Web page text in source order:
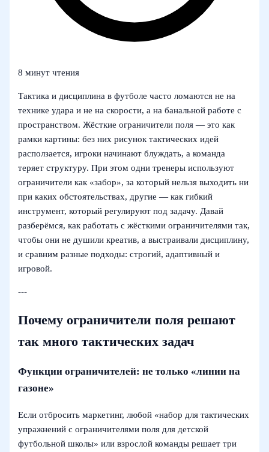
8 минут чтения
Тактика и дисциплина в футболе часто ломаются не на
технике удара и не на скорости, а на банальной работе с
пространством. Жёсткие ограничители поля — это как
рамки картины: без них рисунок тактических идей
расползается, игроки начинают блуждать, а команда
теряет структуру. При этом одни тренеры используют
ограничители как «забор», за который нельзя выходить ни
при каких обстоятельствах, другие — как гибкий
инструмент, который регулируют под задачу. Давай
разберёмся, как работать с жёсткими ограничителями так,
чтобы они не душили креатив, а выстраивали дисциплину,
и сравним разные подходы: строгий, адаптивный и
игровой.
---
Почему ограничители поля решают
так много тактических задач
Функции ограничителей: не только «линии на
газоне»
Если отбросить маркетинг, любой «набор для тактических
упражнений с ограничителями поля для детской
футбольной школы» или взрослой команды решает три